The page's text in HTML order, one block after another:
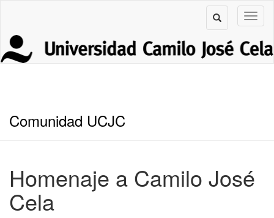
Comunidad UCJC
Homenaje a Camilo José
Cela